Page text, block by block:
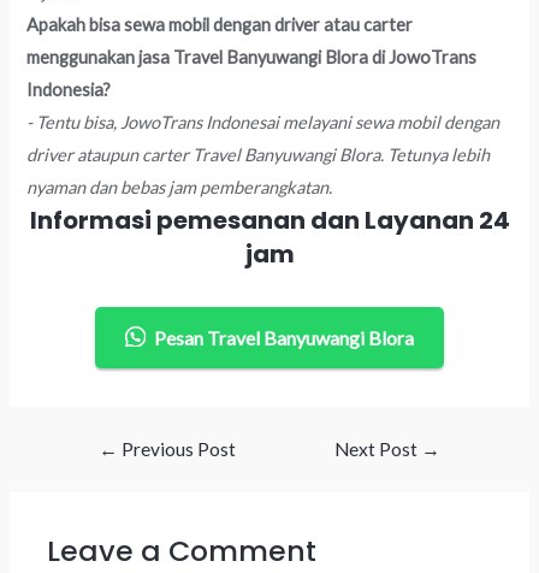
Apakah bisa sewa mobil dengan driver atau carter
menggunakan jasa Travel Banyuwangi Blora di JowoTrans
Indonesia?
- Tentu bisa, JowoTrans Indonesai melayani sewa mobil dengan
driver ataupun carter Travel Banyuwangi Blora. Tetunya lebih
nyaman dan bebas jam pemberangkatan.
Informasi pemesanan dan Layanan 24
jam
Pesan Travel Banyuwangi Blora
Post← Previous Post Next Post →
Leave a Comment